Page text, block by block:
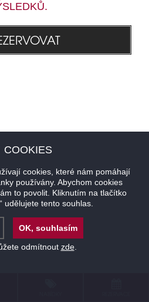
COOKIES
cookies, které nám pomáhají
používány. Abychom cookies
to povolit. Kliknutím na tlačítko
udělujete tento souhlas.
OK, souhlasím
odmítnout zde.